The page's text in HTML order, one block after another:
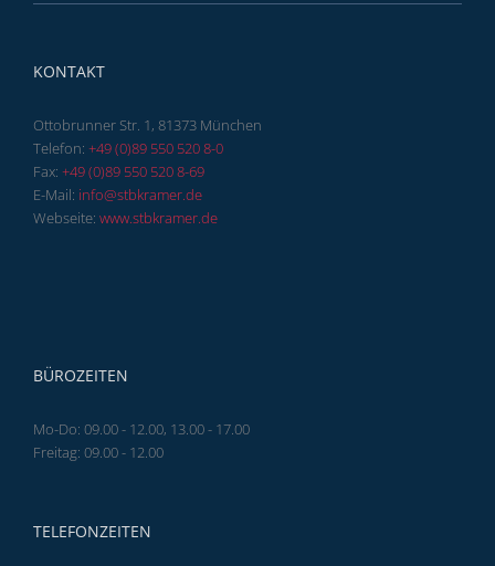
KONTAKT
Ottobrunner Str. 1, 81373 München
Telefon: +49 (0)89 550 520 8-0
Fax: +49 (0)89 550 520 8-69
E-Mail: info@stbkramer.de
Webseite: www.stbkramer.de
BÜROZEITEN
Mo-Do: 09.00 - 12.00, 13.00 - 17.00
Freitag: 09.00 - 12.00
TELEFONZEITEN